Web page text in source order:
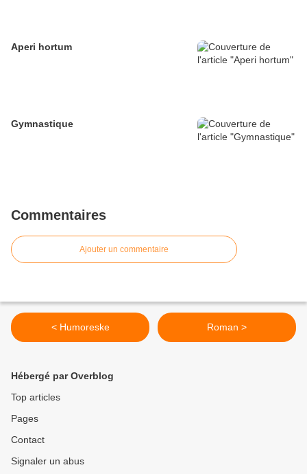
Aperi hortum
Gymnastique
Commentaires
Ajouter un commentaire
< Humoreske Roman >
Hébergé par Overblog
Top articles
Pages
Contact
Signaler un abus